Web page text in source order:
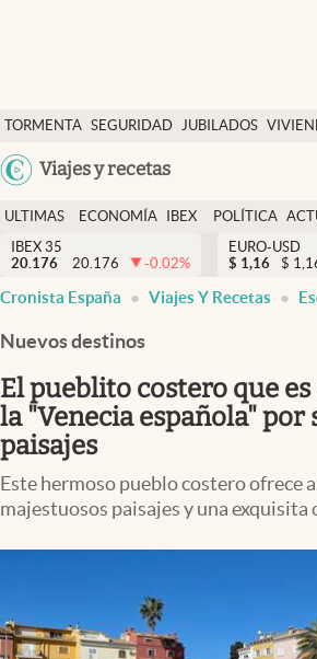
TORMENTA SEGURIDAD JUBILADOS
Viajes y recetas
Economía y finanzas
Política
Actualidad
Criptomonedas
España
ULTIMAS
NOTICIAS
ECONOMÍA
FINANZAS
IBEX
EURO
POLÍTICA
IBEX 35
20.176
20.176 -0.02%
EURO-USD
$ 1,16 $
Cronista España Viajes Y Recetas
Nuevos destinos
El pueblito costero que
la "Venecia española" por
paisajes
Este hermoso pueblo costero ofrece
majestuosos paisajes y una